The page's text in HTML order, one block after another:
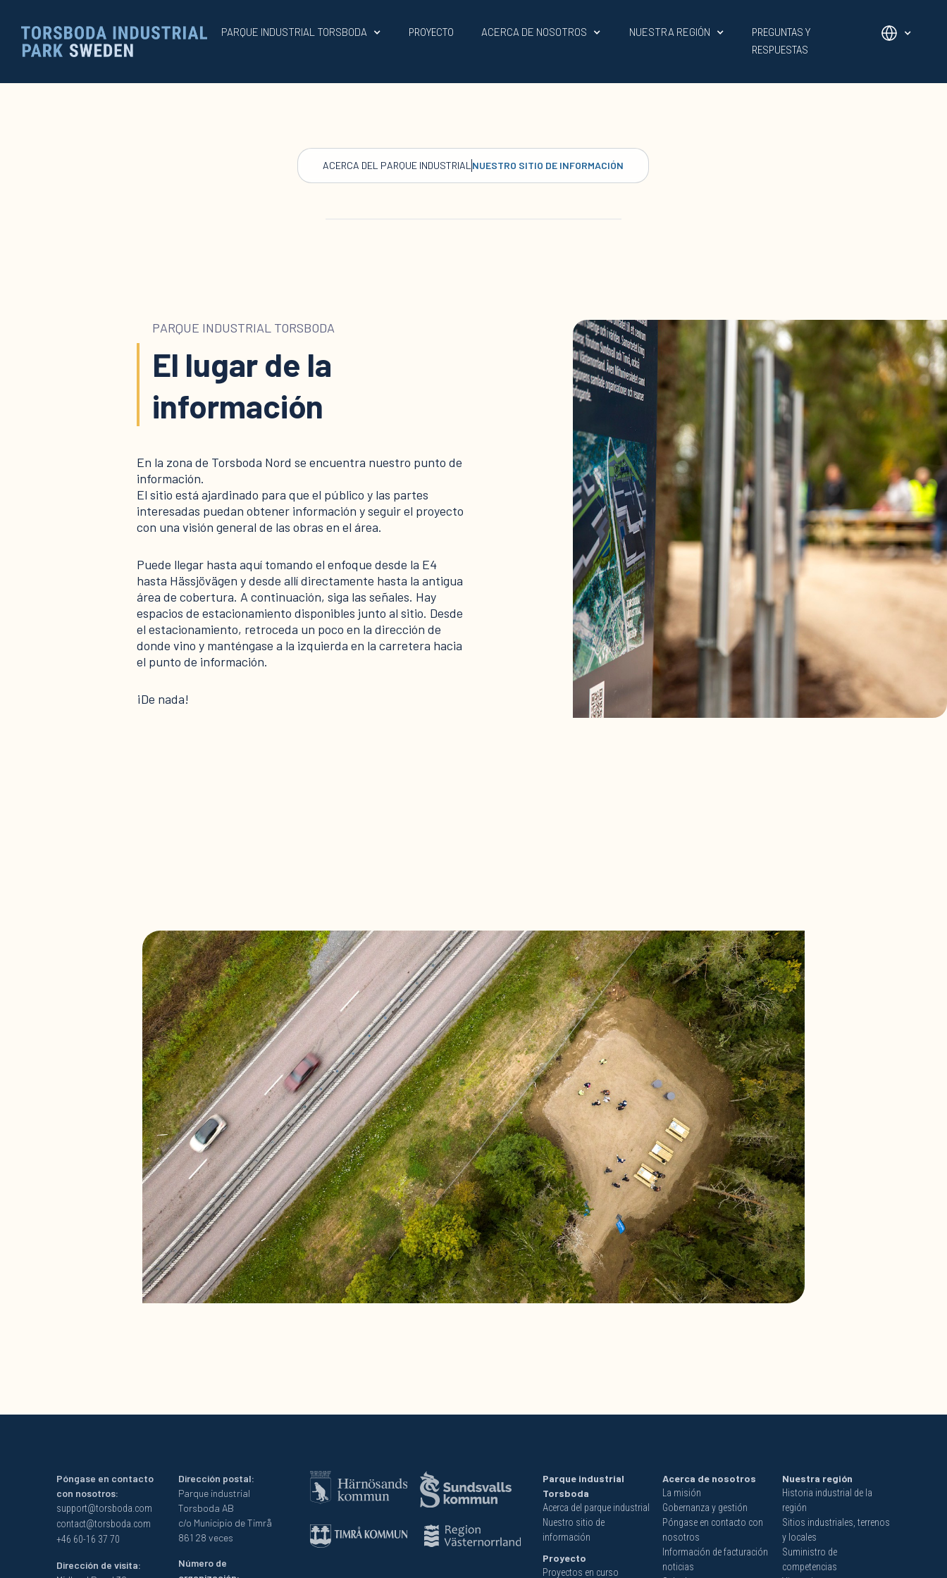
PARQUE INDUSTRIAL TORSBODA PROYECTO ACERCA DE NOSOTROS NUESTRA REGIÓN
PREGUNTAS Y
RESPUESTAS
ACERCA DEL PARQUE INDUSTRIAL NUESTRO SITIO DE INFORMACIÓN
PARQUE INDUSTRIAL TORSBODA
El lugar de la
información
En la zona de Torsboda Nord se encuentra nuestro punto de
información.
El sitio está ajardinado para que el público y las partes
interesadas puedan obtener información y seguir el proyecto
con una visión general de las obras en el área.
Puede llegar hasta aquí tomando el enfoque desde la E4
hasta Hässjövägen y desde allí directamente hasta la antigua
área de cobertura. A continuación, siga las señales. Hay
espacios de estacionamiento disponibles junto al sitio. Desde
el estacionamiento, retroceda un poco en la dirección de
donde vino y manténgase a la izquierda en la carretera hacia
el punto de información.
¡De nada!
Póngase en contacto
con nosotros:
support@torsboda.com
contact@torsboda.com
+46 60-16 37 70
Dirección de visita:
Dirección postal:
Parque industrial
Torsboda AB
c/o Municipio de Timrå
861 28 veces
Número de
Parque industrial
Torsboda
Acerca del parque industrial
Nuestro sitio de
información
Proyecto
Proyectos en curso
Acerca de nosotros
La misión
Gobernanza y gestión
Póngase en contacto con
nosotros
Información de facturación
noticias
Nuestra región
Historia industrial de la
región
Sitios industriales, terrenos
y locales
Suministro de
competencias